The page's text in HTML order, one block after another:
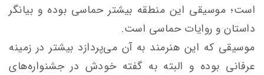
است؛ موسیقی این منطقه بیشتر حماسی بوده و بیانگر
داستان و روایات حماسی است.
موسیقی که این هنرمند به آن می‌پردازد بیشتر در زمینه
عرفانی بوده و البته به گفته خودش در جشنواره‌های